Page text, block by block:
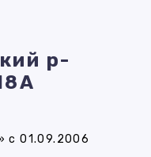
р-
с 01.09.2006